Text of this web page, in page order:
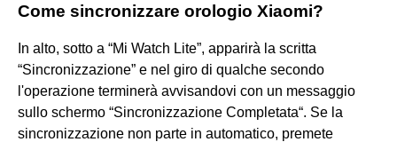
Come sincronizzare orologio Xiaomi?
In alto, sotto a “Mi Watch Lite”, apparirà la scritta
“Sincronizzazione” e nel giro di qualche secondo
l'operazione terminerà avvisandovi con un messaggio
sullo schermo “Sincronizzazione Completata“. Se la
sincronizzazione non parte in automatico, premete